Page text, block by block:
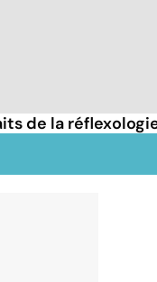
de la